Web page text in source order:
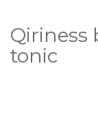
Qiriness
tonic